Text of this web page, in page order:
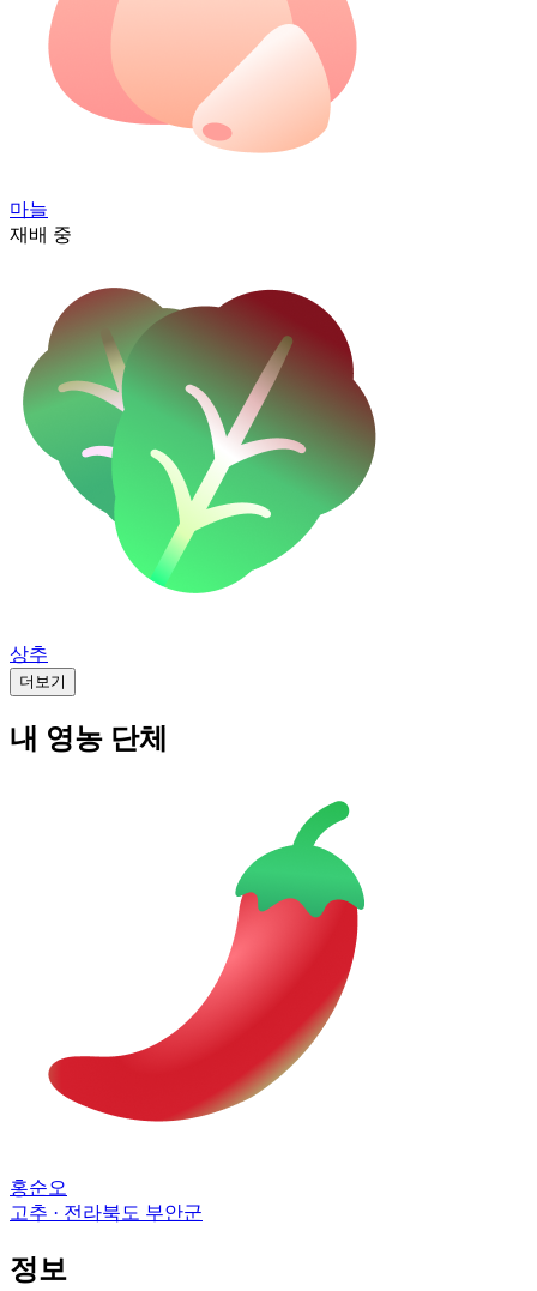
마늘
재배 중
상추
더보기
내 영농 단체
홍순오
고추 · 전라북도 부안군
정보